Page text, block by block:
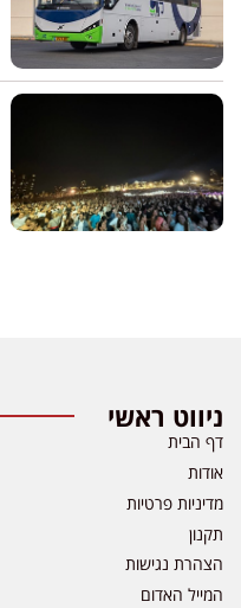
ניווט ראשי
דף הבית
אודות
מדיניות פרטיות
תקנון
הצהרת נגישות
המייל האדום